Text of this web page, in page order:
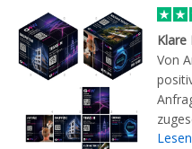
Klare
Von
der